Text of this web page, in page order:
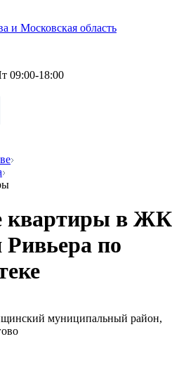
и Московская область
09:00-18:00
квартиры в ЖК
Ривьера по
муниципальный район,